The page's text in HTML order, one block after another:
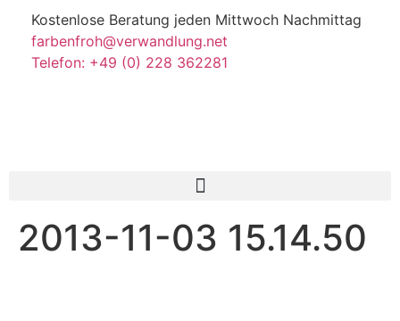
Kostenlose Beratung jeden Mittwoch Nachmittag
farbenfroh@verwandlung.net
Telefon: +49 (0) 228 362281
2013-11-03 15.14.50